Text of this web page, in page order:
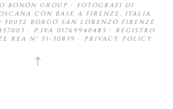
BONON GROUP ∙ FOTOGRAFI DI
CON BASE A FIRENZE, ITALIA
BORGO SAN LORENZO FIRENZE
∙ P.IVA 01769940485 ∙ REGISTRO
REA N° FI-30839 ∙
PRIVACY POLICY